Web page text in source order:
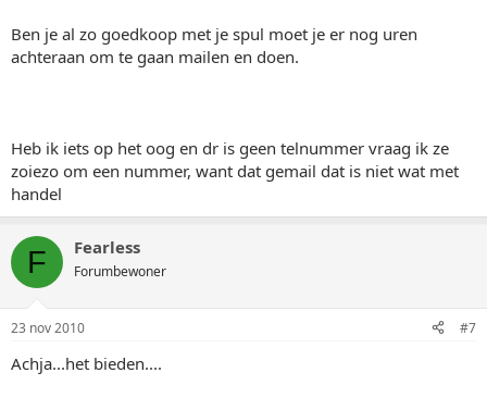
Ben je al zo goedkoop met je spul moet je er nog uren
achteraan om te gaan mailen en doen.
Heb ik iets op het oog en dr is geen telnummer vraag ik ze
zoiezo om een nummer, want dat gemail dat is niet wat met
handel
F Fearless
Forumbewoner
23 nov 2010 #7
Achja...het bieden....